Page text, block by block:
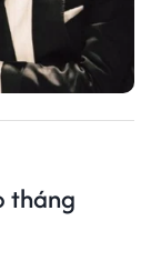
tháng